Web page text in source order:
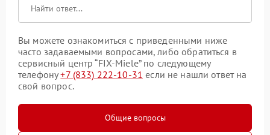
Вы можете ознакомиться с приведенными ниже
часто задаваемыми вопросами, либо обратиться в
сервисный центр “FIX-Miele” по следующему
телефону+7 (833) 222-10-31 если не нашли ответ на
свой вопрос.
Общие вопросы